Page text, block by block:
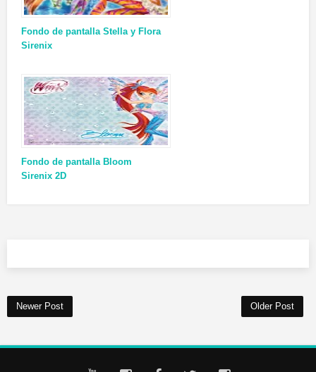
Fondo de pantalla Stella y Flora
Sirenix
Fondo de pantalla Bloom
Sirenix 2D
Newer Post Older Post